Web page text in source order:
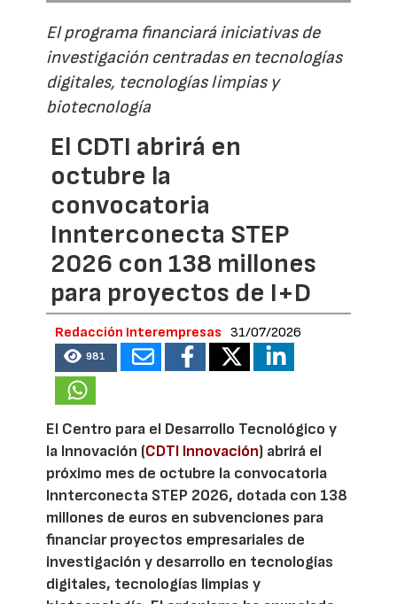
El programa financiará iniciativas de
investigación centradas en tecnologías
digitales, tecnologías limpias y
biotecnología
El CDTI abrirá en
octubre la
convocatoria
Innterconecta STEP
2026 con 138 millones
para proyectos de I+D
Redacción Interempresas 31/07/2026
981
El Centro para el Desarrollo Tecnológico y
la Innovación (CDTI Innovación) abrirá el
próximo mes de octubre la convocatoria
Innterconecta STEP 2026, dotada con 138
millones de euros en subvenciones para
financiar proyectos empresariales de
investigación y desarrollo en tecnologías
digitales, tecnologías limpias y